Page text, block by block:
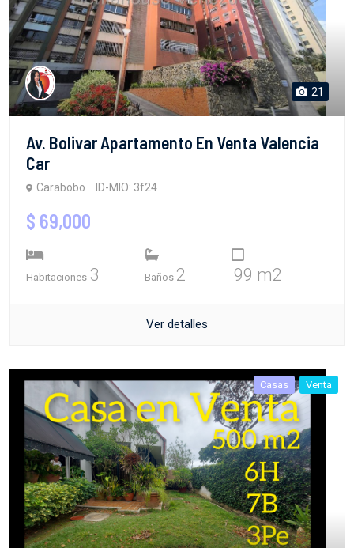
21
Av. Bolivar Apartamento En Venta Valencia
Car
Carabobo ID-MIO: 3f24
$ 69,000
Habitaciones 3 Baños 2 99 m2
Ver detalles
Casas Venta